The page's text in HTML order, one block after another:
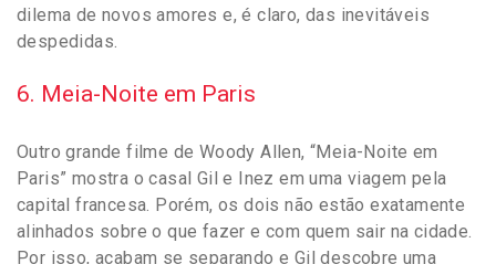
dilema de novos amores e, é claro, das inevitáveis
despedidas.
6. Meia-Noite em Paris
Outro grande filme de Woody Allen, “Meia-Noite em
Paris” mostra o casal Gil e Inez em uma viagem pela
capital francesa. Porém, os dois não estão exatamente
alinhados sobre o que fazer e com quem sair na cidade.
Por isso, acabam se separando e Gil descobre uma